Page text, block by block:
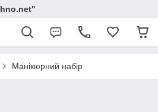
Манікюрний набір